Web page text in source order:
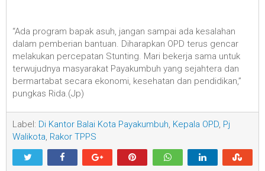
“Ada program bapak asuh, jangan sampai ada kesalahan
dalam pemberian bantuan. Diharapkan OPD terus gencar
melakukan percepatan Stunting. Mari bekerja sama untuk
terwujudnya masyarakat Payakumbuh yang sejahtera dan
bermartabat secara ekonomi, kesehatan dan pendidikan,”
pungkas Rida.(Jp)
Label: Di Kantor Balai Kota Payakumbuh, Kepala OPD, Pj
Walikota, Rakor TPPS